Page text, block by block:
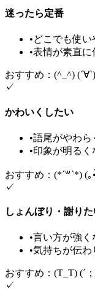
迷ったら定番
•どこでも使い
•表情が素直に
おすすめ：(^_^)
✓
かわいくしたい
•語尾がやわら
•印象が明るく
おすすめ：(*´꒳`*) (
✓
しょんぼり・謝り
•言い方が強く
•気持ちが伝わ
おすすめ：(T_T) (´
✓